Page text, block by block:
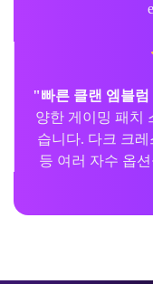
"빠른 클랜 엠블럼
양한 게이밍 패치
습니다. 다크 크
등 여러 자수 옵